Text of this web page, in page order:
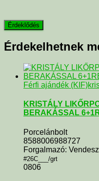
Érdekelhetnek
Férfi ajándék (KIF)
KRISTÁLY
BERAKÁSSAL
Porcelánbolt
8588006988727
Forgalmazó:
#26C___/grt
0806